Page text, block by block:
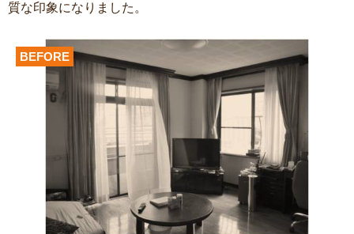
質な印象になりました。
BEFORE